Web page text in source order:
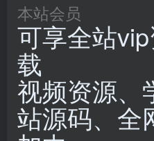
本站会员
可享全站
载
视频资源、
站源码、全